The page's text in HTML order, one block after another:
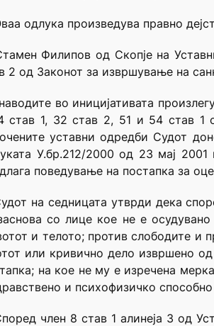
одлука произведува правно
Филипов од Скопје на
2 од Законот за извршување на
во иницијативата
став 1, 32 став 2, 51 и 54 став 1
уставни одредби Судот
У.бр.212/2000 од 23 мај
поведување на постапка за
на седницата утврди дека
со лице кое не е
и телото; против слободите и
или кривично дело извршено
на кое не му е изречена
и психофизичко
член 8 став 1 алинеја 3 од